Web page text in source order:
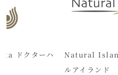
ドクターハ
Natural
ルアイランド